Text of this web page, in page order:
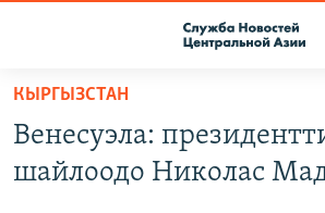
Вернуться
основному
содержанию
ПОДПИСКА
КЫРГЫЗСТАН
Венесуэла:
шайлоодо Николас